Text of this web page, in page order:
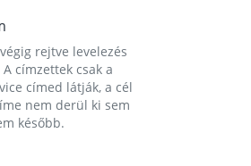
rejtve levelezés
címzettek csak a
címed látják, a cél
nem derül ki sem
később.